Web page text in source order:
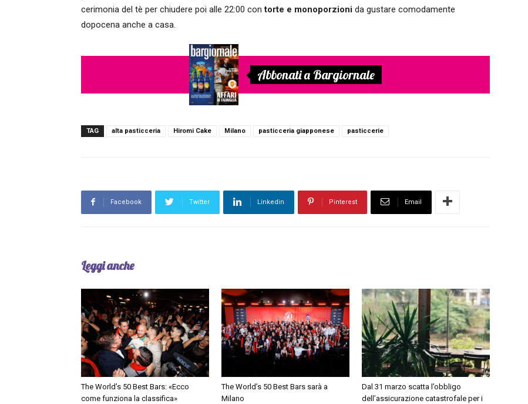
cerimonia del tè per chiudere poi alle 22:00 contorte e monoporzioni da gustare comodamente
dopocena anche a casa.
Abbonati a Bargiornale
TAG alta pasticceria Hiromi Cake Milano pasticceria giapponese pasticcerie
Facebook Twitter Linkedin Pinterest Email
Leggi anche
The World’s 50 Best Bars: «Ecco
come funziona la classifica»
The World’s 50 Best Bars sarà a
Milano
Dal 31 marzo scatta l’obbligo
dell’assicurazione catastrofale per i